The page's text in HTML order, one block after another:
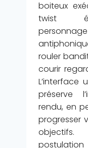
boiteux
twist
rouler
courir
L’interface
préserve
rendu, en
progresser